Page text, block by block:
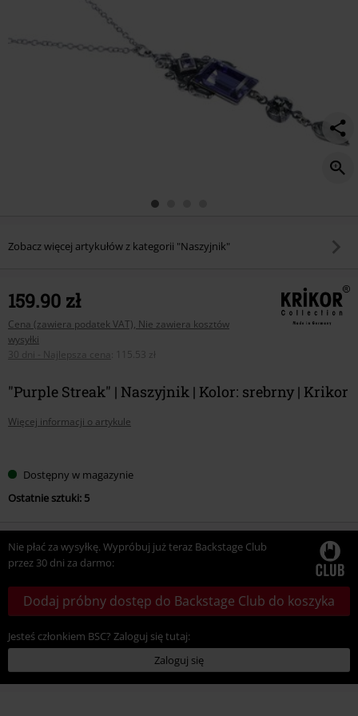
Zobacz więcej artykułów z kategorii "Naszyjnik"
159.90 zł
Cena (zawiera podatek VAT), Nie zawiera kosztów
wysyłki
30 dni - Najlepsza cena
115.53 zł
"Purple Streak" | Naszyjnik | Kolor: srebrny | Krikor
Więcej informacji o artykule
swój
rozmiar
Dostępny w magazynie
Ostatnie sztuki: 5
Nie płać za wysyłkę. Wypróbuj już teraz Backstage Club
przez 30 dni za darmo:
Dodaj próbny dostęp do Backstage Club do koszyka
Jesteś członkiem BSC? Zaloguj się tutaj:
Zaloguj się